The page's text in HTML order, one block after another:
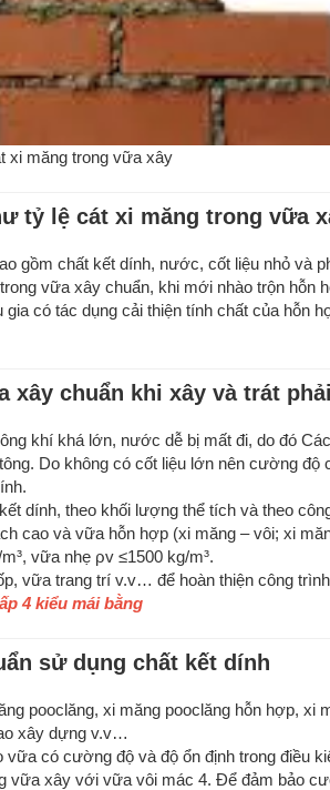
xi măng trong vữa xây
tỷ lệ cát xi măng trong vữa
gồm chất kết dính, nước, cốt liệu nhỏ và
vữa xây chuẩn, khi mới nhào trộn hỗn
có tác dụng cải thiện tính chất của hỗn
xây chuẩn khi xây và trát
khí khá lớn, nước dễ bị mất đi, do đó
Do không có cốt liệu lớn nên cường độ
dính, theo khối lượng thể tích và theo
cao và vữa hỗn hợp (xi măng – vôi; xi
vữa nhẹ ρv ≤1500 kg/m³.
vữa trang trí v.v… để hoàn thiện công
4 kiểu mái bằng
sử dụng chất kết dính
pooclăng, xi măng pooclăng hỗn hợp, xi
xây dựng v.v…
có cường độ và độ ổn định trong điều
vữa xây với vữa vôi mác 4. Để đảm bảo